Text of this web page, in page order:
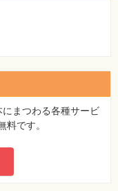
まつわる各種サービ
料です。